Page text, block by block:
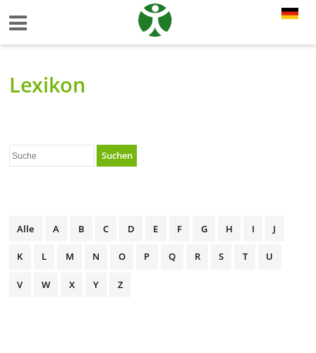
Lexikon
Suchen
Alle A B C D E F G H I J
K L M N O P Q R S T U
V W X Y Z